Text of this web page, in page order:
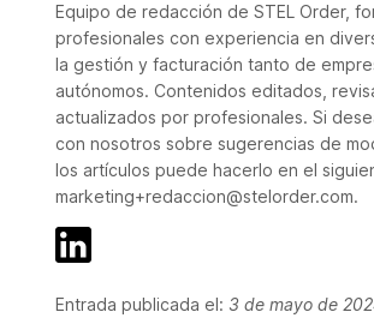
Equipo de redacción de STEL Order,
profesionales con experiencia en
la gestión y facturación tanto de
autónomos. Contenidos editados,
actualizados por profesionales. Si
con nosotros sobre sugerencias de
los artículos puede hacerlo en el
marketing+redaccion@stelorder.com.
Entrada publicada el: 3 de mayo de